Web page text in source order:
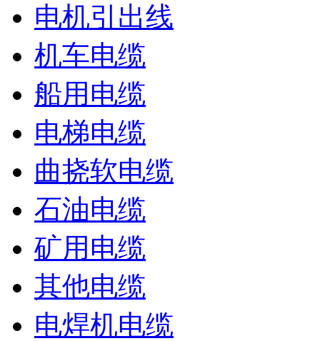
电机引出线
机车电缆
船用电缆
电梯电缆
曲挠软电缆
石油电缆
矿用电缆
其他电缆
电焊机电缆